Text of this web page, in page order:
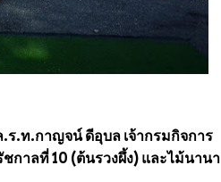
.ร.ท.กาญจน์ ดีอุบล เจ้ากรมกิจการ
กาลที่ 10 (ต้นรวงผึ้ง) และไม้นานา